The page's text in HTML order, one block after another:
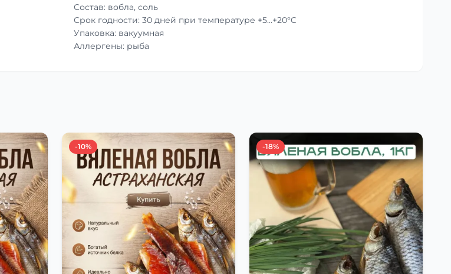
Состав: вобла, соль
Срок годности: 30 дней при температуре +5…+20°C
Упаковка: вакуумная
Аллергены: рыба
-10% -18%